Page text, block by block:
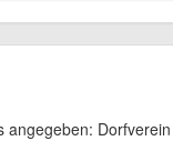
angegeben: